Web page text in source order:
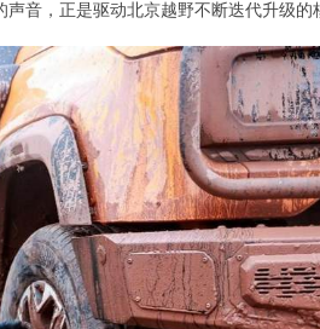
音，正是驱动北京越野不断迭代升级的